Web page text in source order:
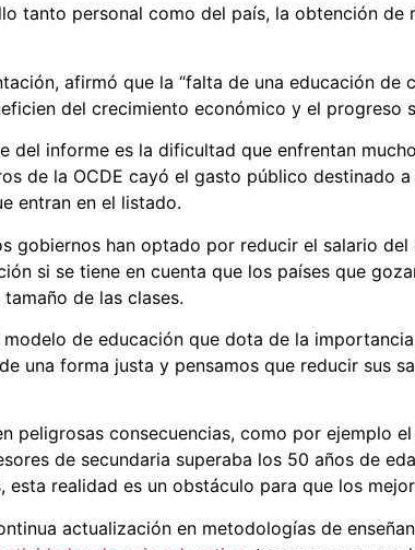
tanto personal como del país, la obtención
afirmó que la “falta de una educación
del crecimiento económico y el progreso
del informe es la dificultad que enfrentan
de la OCDE cayó el gasto público destinado
entran en el listado.
gobiernos han optado por reducir el salario
si se tiene en cuenta que los países que
de las clases.
de educación que dota de la
una forma justa y pensamos que reducir sus
peligrosas consecuencias, como por ejemplo
de secundaria superaba los 50 años de
esta realidad es un obstáculo para que los
actualización en metodologías de